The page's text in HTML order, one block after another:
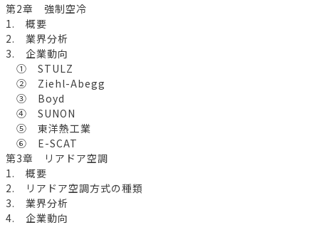
第2章 強制空冷
1. 概要
2. 業界分析
3. 企業動向
① STULZ
② Ziehl-Abegg
③ Boyd
④ SUNON
⑤ 東洋熱工業
⑥ E-SCAT
第3章 リアドア空調
1. 概要
2. リアドア空調方式の種類
3. 業界分析
4. 企業動向